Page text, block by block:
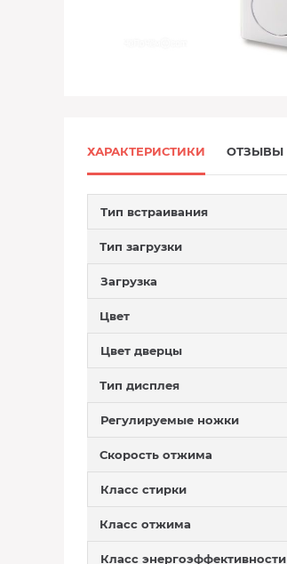
ХАРАКТЕРИСТИКИ ОТЗЫВЫ
Тип встраивания
Тип загрузки
Загрузка
Цвет
Цвет дверцы
Тип дисплея
Регулируемые ножки
Скорость отжима
Класс стирки
Класс отжима
Класс энергоэффективности